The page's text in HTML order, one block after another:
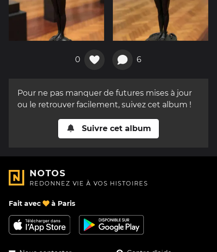
0 6
Pour ne pas manquer de futures mises à jour
ou le retrouver facilement, suivez cet album !
Suivre cet album
NOTOS
REDONNEZ VIE À VOS HISTOIRES
Fait avec à Paris